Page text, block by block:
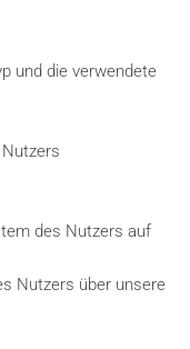
und die verwendete
des Nutzers auf
Nutzers über unsere